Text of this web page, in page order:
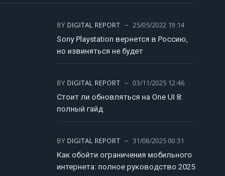
BY DIGITAL REPORT
25/05/2022 19:14
Sony Playstation вернется в Россию,
но извиняться не будет
BY DIGITAL REPORT
03/11/2025 12:46
Стоит ли обновляться на One UI 8:
полный гайд
BY DIGITAL REPORT
31/08/2025 00:31
Как обойти ограничения мобильного
интернета: полное руководство 2025